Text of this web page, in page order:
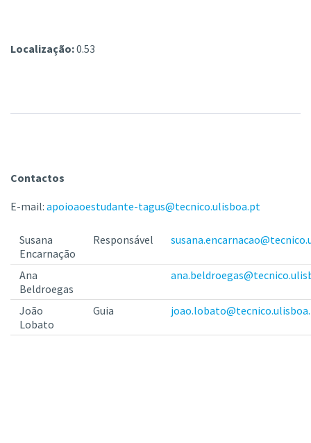
Localização:0.53
Contactos
E-mail: apoioaoestudante-tagus@tecnico.ulisboa.pt
Susana
Encarnação
Responsável
Ana
Beldroegas
João
Lobato
Guia